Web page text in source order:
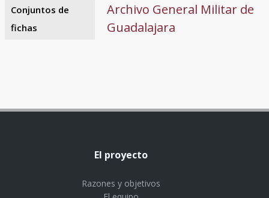
Conjuntos de
fichas
Archivo General Militar de
Guadalajara
El proyecto
Razones y objetivos